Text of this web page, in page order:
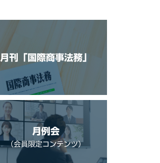
月刊「国際商事法務」
月例会
（会員限定コンテンツ）